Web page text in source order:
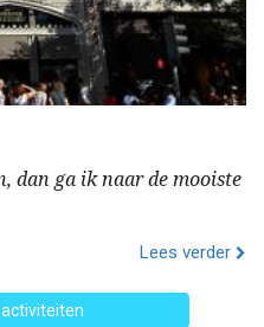
dan ga ik naar de mooiste
Lees verder
activiteiten